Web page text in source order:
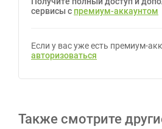
сервисы с премиум-аккаунтом
Если у вас уже есть премиум-
авторизоваться
Также смотрите